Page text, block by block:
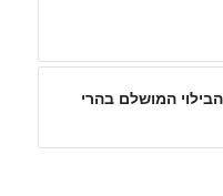
המושלם בהרי